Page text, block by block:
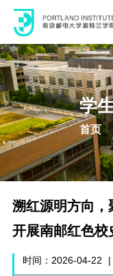
学
首页
溯红源明方向
开展南邮红色校
时间：2026-04-22 |